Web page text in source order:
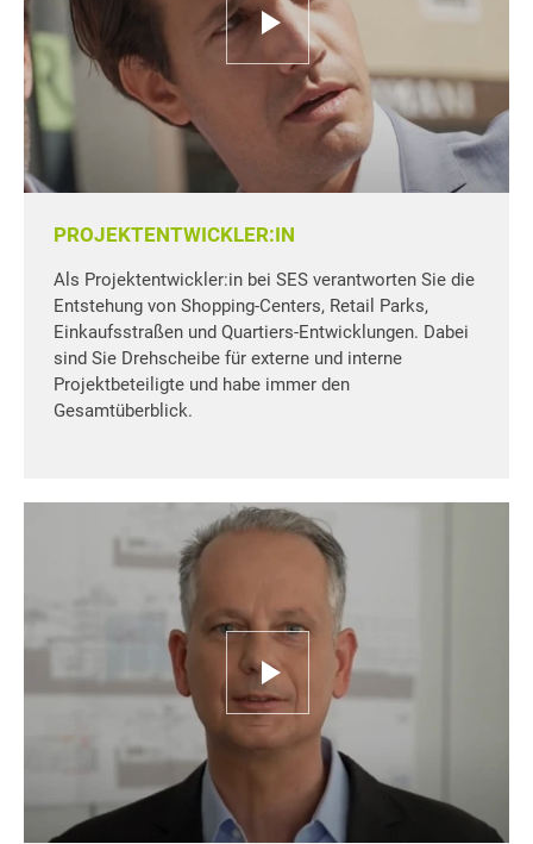
PROJEKTENTWICKLER:IN
Als Projektentwickler:in bei SES verantworten Sie die
Entstehung von Shopping-Centers, Retail Parks,
Einkaufsstraßen und Quartiers-Entwicklungen. Dabei
sind Sie Drehscheibe für externe und interne
Projektbeteiligte und habe immer den
Gesamtüberblick.